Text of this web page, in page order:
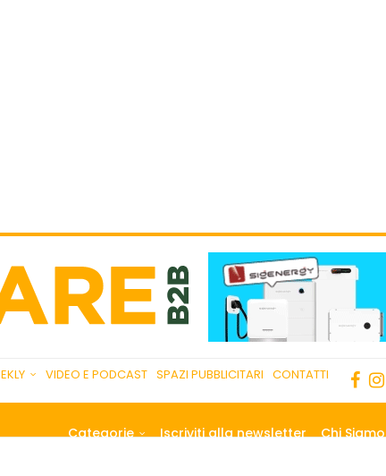
VIDEO E PODCAST SPAZI PUBBLICITARI CONTATTI
Categorie Iscriviti alla newsletter Chi Siamo